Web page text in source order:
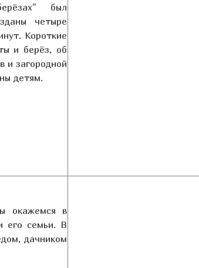
был
четыре
Короткие
и берёз, об
и загородной
детям.
окажемся в
его семьи. В
дачником